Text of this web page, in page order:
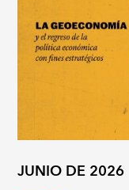
JUNIO DE 2026